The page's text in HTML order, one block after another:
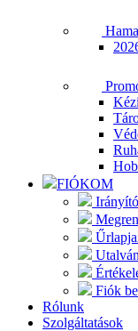
FIÓKOM
Fiók
Rólunk
Szolgáltatások